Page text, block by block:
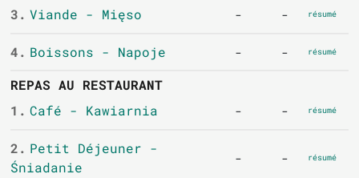
3. Viande - Mięso - - résumé
4. Boissons - Napoje - - résumé
REPAS AU RESTAURANT
1. Café - Kawiarnia - - résumé
2. Petit Déjeuner -
Śniadanie
- - résumé